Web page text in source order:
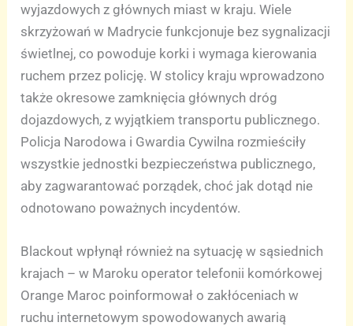
wyjazdowych z głównych miast w kraju. Wiele
skrzyżowań w Madrycie funkcjonuje bez sygnalizacji
świetlnej, co powoduje korki i wymaga kierowania
ruchem przez policję. W stolicy kraju wprowadzono
także okresowe zamknięcia głównych dróg
dojazdowych, z wyjątkiem transportu publicznego.
Policja Narodowa i Gwardia Cywilna rozmieściły
wszystkie jednostki bezpieczeństwa publicznego,
aby zagwarantować porządek, choć jak dotąd nie
odnotowano poważnych incydentów.
Blackout wpłynął również na sytuację w sąsiednich
krajach – w Maroku operator telefonii komórkowej
Orange Maroc poinformował o zakłóceniach w
ruchu internetowym spowodowanych awarią